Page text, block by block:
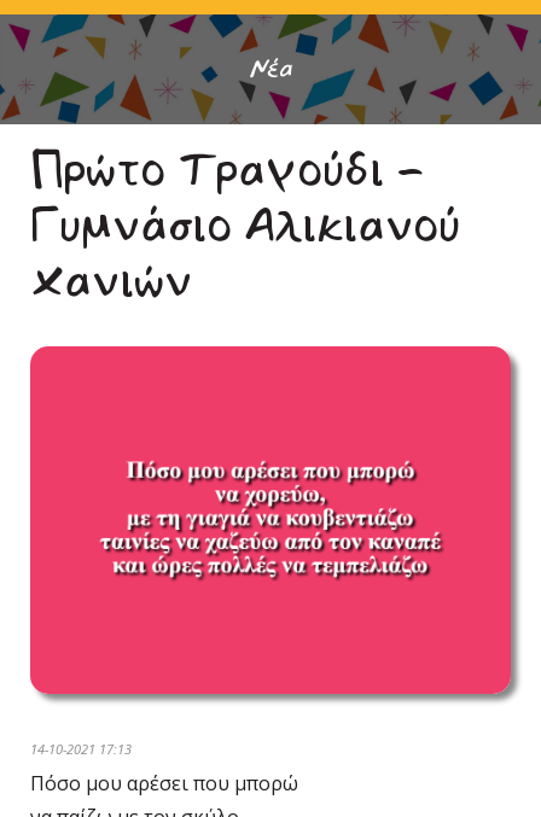
Νέα
Πρώτο Τραγούδι -
Γυμνάσιο Αλικιανού
Χανιών
14-10-2021 17:13
Πόσο μου αρέσει που μπορώ